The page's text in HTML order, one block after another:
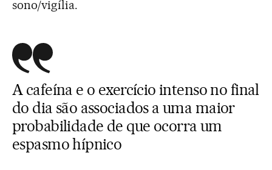
sono/vigília.
A cafeína e o exercício intenso no final
do dia são associados a uma maior
probabilidade de que ocorra um
espasmo hípnico